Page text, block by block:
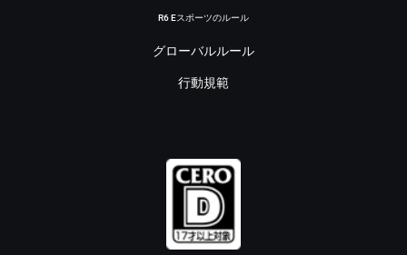
R6 Eスポーツのルール
グローバルルール
行動規範